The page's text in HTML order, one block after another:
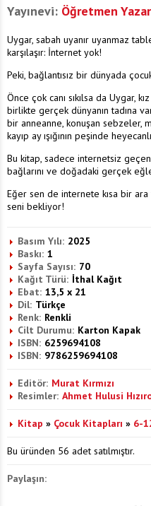
Yayınevi: Öğretmen
Uygar, sabah uyanır uyanmaz
karşılaşır: İnternet yok!
Peki, bağlantısız bir dünyada
Önce çok canı sıkılsa da Uygar,
birlikte gerçek dünyanın tadına
bir anneanne, konuşan sebzeler,
kayıp ay ışığının peşinde
Bu kitap, sadece internetsiz
bağlarını ve doğadaki gerçek
Eğer sen de internete kısa bir ara
seni bekliyor!
Basım Yılı: 2025
Baskı: 1
Sayfa Sayısı: 70
Kağıt Türü: İthal Kağıt
Ebat: 13,5 x 21
Dil: Türkçe
Renk: Renkli
Cilt Durumu: Karton Kapak
ISBN: 6259694108
ISBN: 9786259694108
Editör: Murat Kırmızı
Resimler: Ahmet Hulusi
Kitap » Çocuk Kitapları » 6-
Bu üründen 56 adet satılmıştır.
Paylaşın: